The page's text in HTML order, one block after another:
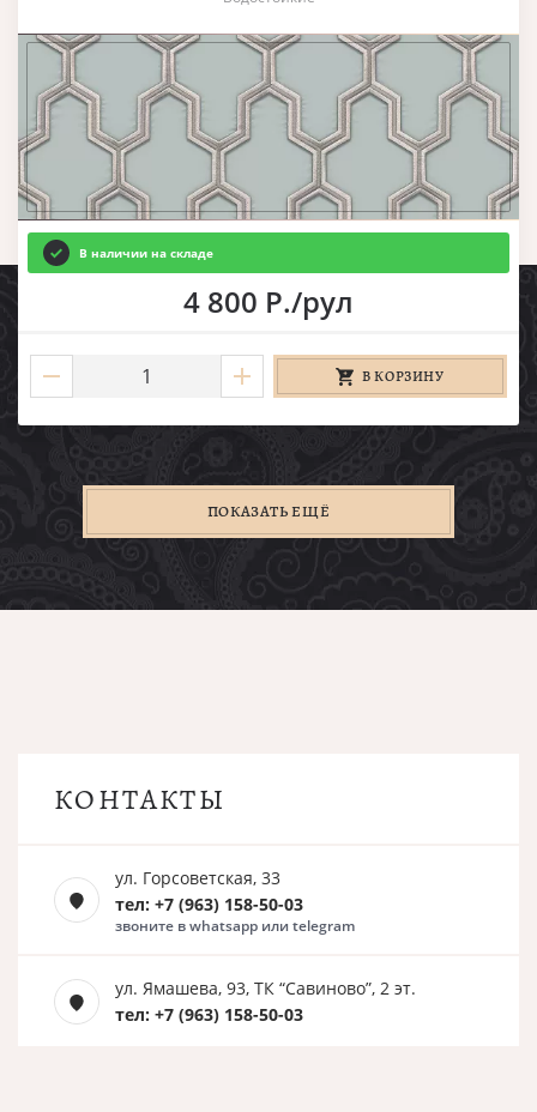
В наличии на складе
4 800 Р./рул
В КОРЗИНУ
ПОКАЗАТЬ ЕЩЁ
КОНТАКТЫ
ул. Горсоветская, 33
тел: +7 (963) 158-50-03
звоните в whatsapp или telegram
ул. Ямашева, 93, ТК “Савиново”, 2 эт.
тел: +7 (963) 158-50-03